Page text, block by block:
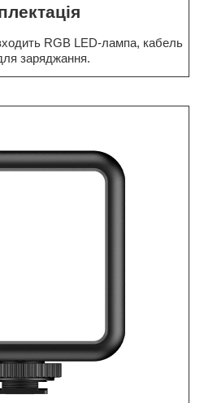
RGB LED-лампа, кабель
заряджання.